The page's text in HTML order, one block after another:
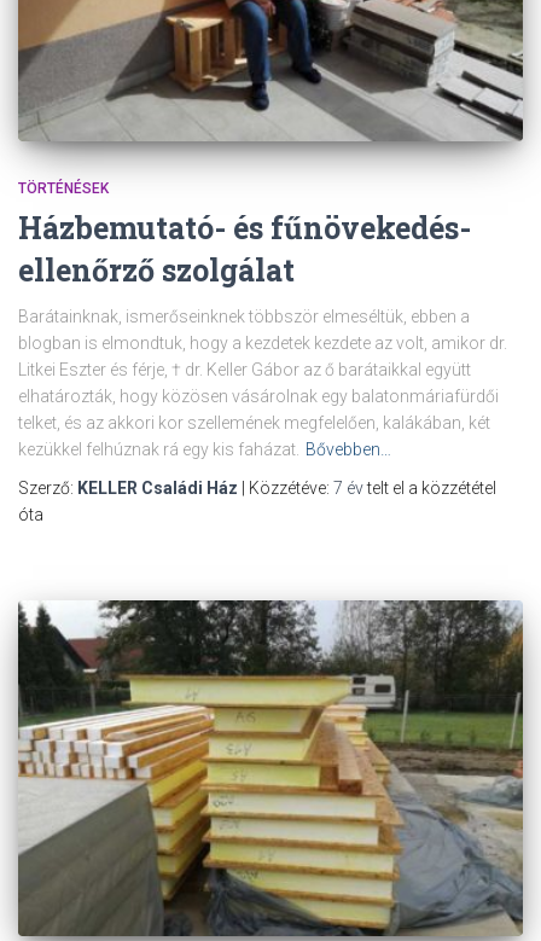
TÖRTÉNÉSEK
Házbemutató- és fűnövekedés-
ellenőrző szolgálat
Barátainknak, ismerőseinknek többször elmeséltük, ebben a
blogban is elmondtuk, hogy a kezdetek kezdete az volt, amikor dr.
Litkei Eszter és férje, † dr. Keller Gábor az ő barátaikkal együtt
elhatározták, hogy közösen vásárolnak egy balatonmáriafürdői
telket, és az akkori kor szellemének megfelelően, kalákában, két
kezükkel felhúznak rá egy kis faházat. Bővebben…
Szerző: KELLER Családi Ház | Közzétéve: 7 évtelt el a közzététel
óta